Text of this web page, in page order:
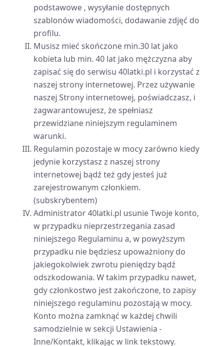
podstawowe , wysyłanie dostępnych
szablonów wiadomości, dodawanie zdjęć do
profilu.
Musisz mieć skończone min.30 lat jako
kobieta lub min. 40 lat jako mężczyzna aby
zapisać się do serwisu 40latki.pl i korzystać z
naszej strony internetowej. Przez używanie
naszej Strony internetowej, poświadczasz, i
zagwarantowujesz, że spełniasz
przewidziane niniejszym regulaminem
warunki.
Regulamin pozostaje w mocy zarówno kiedy
jedynie korzystasz z naszej strony
internetowej bądź też gdy jesteś już
zarejestrowanym członkiem.
(subskrybentem)
Administrator 40latki.pl usunie Twoje konto,
w przypadku nieprzestrzegania zasad
niniejszego Regulaminu a, w powyższym
przypadku nie będziesz upoważniony do
jakiegokolwiek zwrotu pieniędzy bądź
odszkodowania. W takim przypadku nawet,
gdy członkostwo jest zakończone, to zapisy
niniejszego regulaminu pozostają w mocy.
Konto można zamknąć w każdej chwili
samodzielnie w sekcji Ustawienia -
Inne/Kontakt, klikając w link tekstowy.